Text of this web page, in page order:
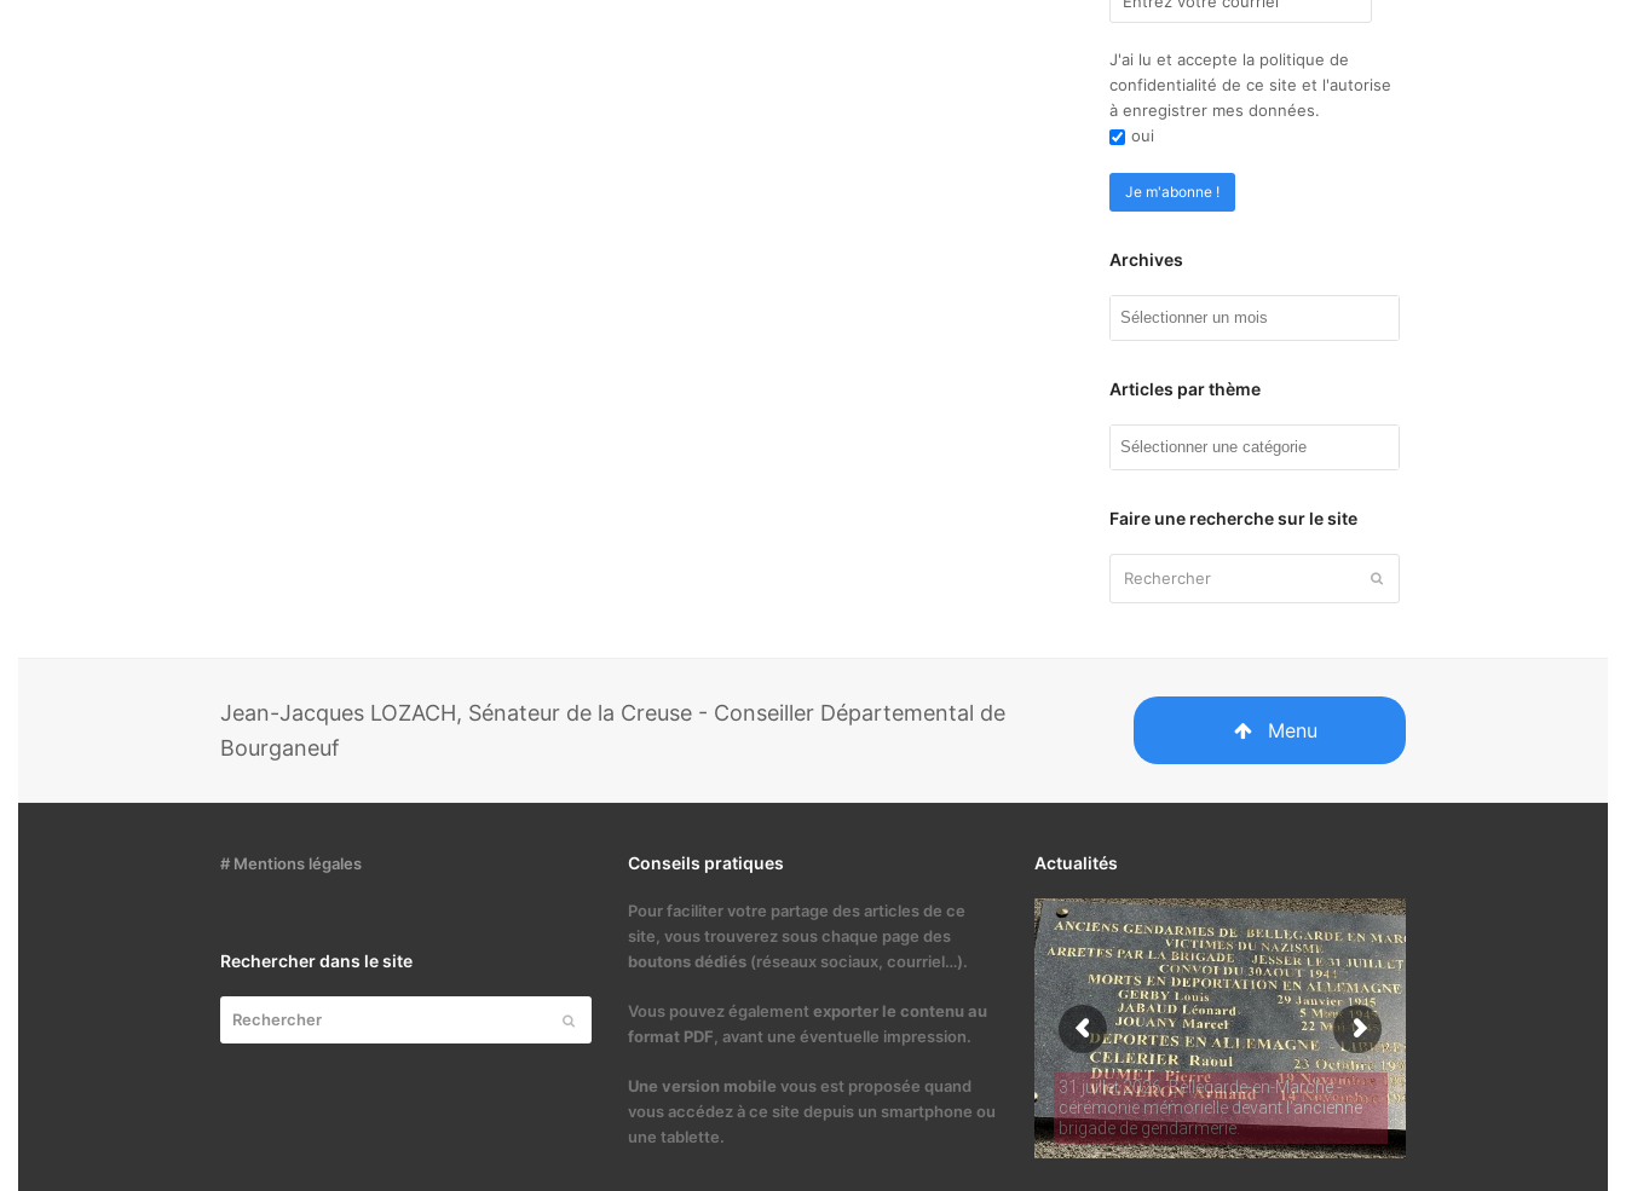
J'ai lu et accepte la politique de
confidentialité de ce site et l'autorise
à enregistrer mes données.
oui
Archives
Articles par thème
Articles
Faire une recherche sur le site
Jean-Jacques LOZACH, Sénateur de la Creuse - Conseiller Départemental de
Bourganeuf
Menu
# Mentions légales
Rechercher dans le site
Envoyer
Conseils pratiques
Pour faciliter votre partage des articles de ce
site, vous trouverez sous chaque page des
boutons dédiés(réseaux sociaux, courriel…).
Vous pouvez égalementexporter le contenu au
format PDF , avant une éventuelle impression.
Une version mobile vous est proposée quand
vous accédez à ce site depuis un smartphone ou
une tablette.
Actualités
31 juillet 2026. Bellegarde-en-Marche -
cérémonie mémorielle devant l'ancienne
brigade de gendarmerie.